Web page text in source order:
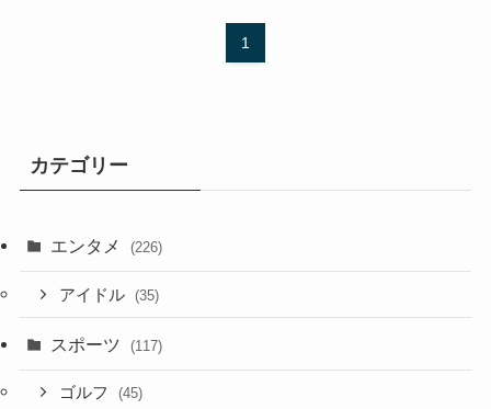
1
カテゴリー
エンタメ (226)
アイドル (35)
スポーツ (117)
ゴルフ (45)